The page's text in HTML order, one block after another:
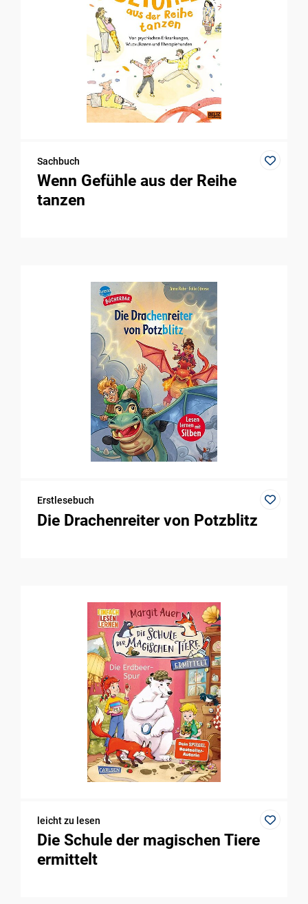
Sachbuch
Wenn Gefühle aus der Reihe
tanzen
Erstlesebuch
Die Drachenreiter von Potzblitz
leicht zu lesen
Die Schule der magischen Tiere
ermittelt